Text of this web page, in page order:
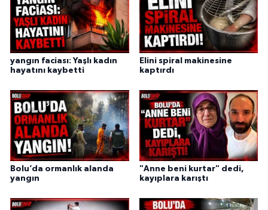
yangın faciası: Yaşlı kadın
hayatını kaybetti
Elini spiral makinesine
kaptırdı
Bolu’da ormanlık alanda
yangın
"Anne beni kurtar" dedi,
kayıplara karıştı